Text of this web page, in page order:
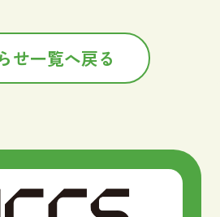
せ一覧へ戻る